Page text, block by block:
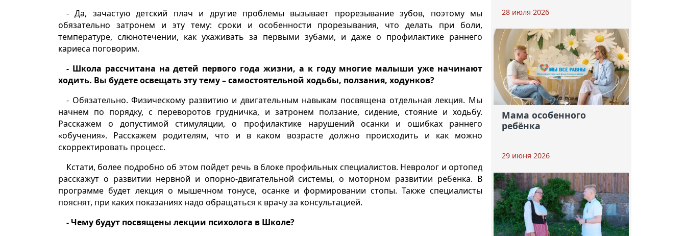
- Да, зачастую детский плач и другие проблемы вызывает прорезывание зубов, поэтому мы
обязательно затронем и эту тему: сроки и особенности прорезывания, что делать при боли,
температуре, слюнотечении, как ухаживать за первыми зубами, и даже о профилактике раннего
кариеса поговорим.
- Школа рассчитана на детей первого года жизни, а к году многие малыши уже начинают
ходить. Вы будете освещать эту тему – самостоятельной ходьбы, ползания, ходунков?
- Обязательно. Физическому развитию и двигательным навыкам посвящена отдельная лекция. Мы
начнем по порядку, с переворотов грудничка, и затронем ползание, сидение, стояние и ходьбу.
Расскажем о допустимой стимуляции, о профилактике нарушений осанки и ошибках раннего
«обучения». Расскажем родителям, что и в каком возрасте должно происходить и как можно
скорректировать процесс.
Кстати, более подробно об этом пойдет речь в блоке профильных специалистов. Невролог и ортопед
расскажут о развитии нервной и опорно-двигательной системы, о моторном развитии ребенка. В
программе будет лекция о мышечном тонусе, осанке и формировании стопы. Также специалисты
пояснят, при каких показаниях надо обращаться к врачу за консультацией.
- Чему будут посвящены лекции психолога в Школе?
28 июля 2026
Мама особенного
ребёнка
29 июня 2026